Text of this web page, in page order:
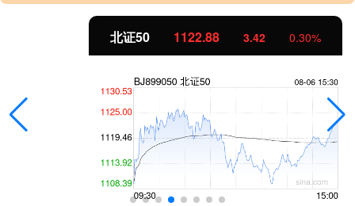
北证50 1122.88 3.42 0.30%